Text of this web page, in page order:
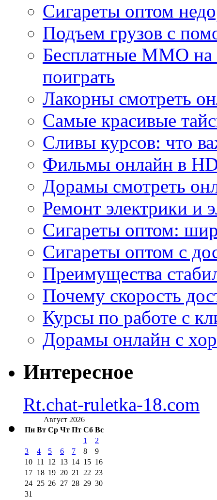
Сигареты оптом
Подъем грузов с
Бесплатные MMO
поиграть
Лакорны смотреть
Самые красивые
Сливы курсов: что
Фильмы онлайн в
Дорамы смотреть
Ремонт электрики и
Сигареты оптом:
Сигареты оптом с
Преимущества
Почему скорость
Курсы по работе с
Дорамы онлайн с
Интересное
Rt.chat-ruletka-18.com
Август 2026
Пн Вт Ср Чт Пт Сб Вс
1
2
3
4 5 6 7 8
9
10 11 12 13 14 15 16
17 18 19 20 21 22 23
24 25 26 27 28 29 30
31